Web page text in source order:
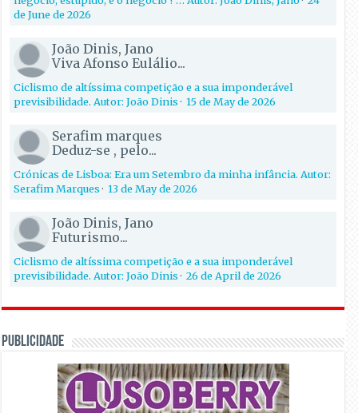
de June de 2026
João Dinis, Jano
Viva Afonso Eulálio...
Ciclismo de altíssima competição e a sua imponderável
previsibilidade. Autor: João Dinis·15 de May de 2026
Serafim marques
Deduz-se , pelo...
Crónicas de Lisboa: Era um Setembro da minha infância. Autor:
Serafim Marques·13 de May de 2026
João Dinis, Jano
Futurismo...
Ciclismo de altíssima competição e a sua imponderável
previsibilidade. Autor: João Dinis·26 de April de 2026
PUBLICIDADE